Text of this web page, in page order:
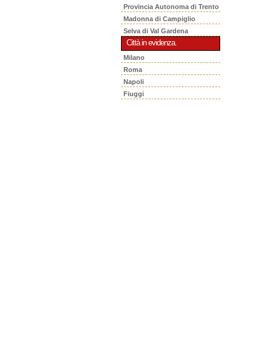
Provincia Autonoma di Trento
Madonna di Campiglio
Selva di Val Gardena
Città in evidenza.
Milano
Roma
Napoli
Fiuggi